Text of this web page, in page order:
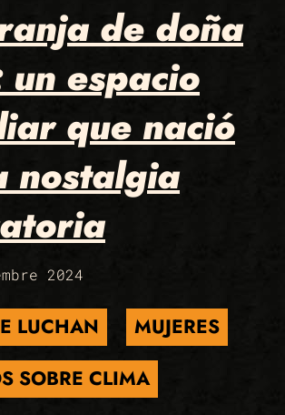
de doña
un espacio
que nació
nostalgia
2024
LUCHAN
MUJERES
SOBRE CLIMA